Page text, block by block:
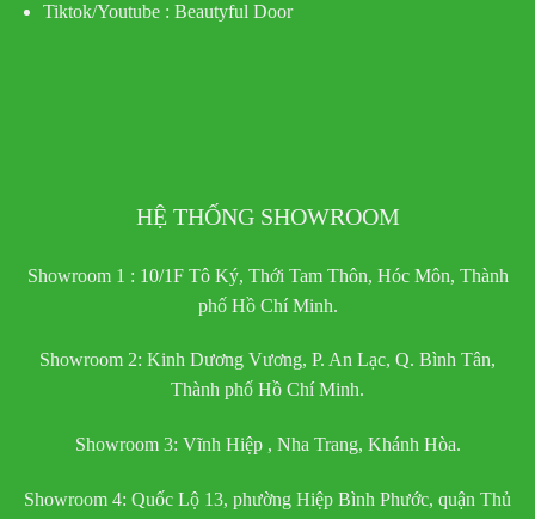
Tiktok/Youtube : Beautyful Door
HỆ THỐNG SHOWROOM
Showroom 1 : 10/1F Tô Ký, Thới Tam Thôn, Hóc Môn, Thành
phố Hồ Chí Minh.
Showroom 2: Kinh Dương Vương, P. An Lạc, Q. Bình Tân,
Thành phố Hồ Chí Minh.
Showroom 3: Vĩnh Hiệp , Nha Trang, Khánh Hòa.
Showroom 4: Quốc Lộ 13, phường Hiệp Bình Phước, quận Thủ